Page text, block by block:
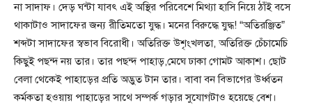
না সাদাফ। দেড় ঘন্টা যাবৎ এই অস্থির পরিবেশে মিথ্যা হাসি নিয়ে ঠাঁই বসে
থাকাটাও সাদাফের জন্য রীতিমতো যুদ্ধ। মনের বিরুদ্ধে যুদ্ধ! “অতিরঞ্জিত”
শব্দটা সাদাফের স্বভাব বিরোধী। অতিরিক্ত উশৃংখলতা, অতিরিক্ত চেঁচামেচি
কিছুই পছন্দ নয় তার। তার পছন্দ পাহাড়,মেঘে ঢাকা গোমট আকাশ। ছোট
বেলা থেকেই পাহাড়ের প্রতি অদ্ভুত টান তার। বাবা বন বিভাগের উর্ধ্বতন
কর্মকতা হওয়ায় পাহাড়ের সাথে সম্পর্ক গড়ার সুযোগটাও হয়েছে বেশ।